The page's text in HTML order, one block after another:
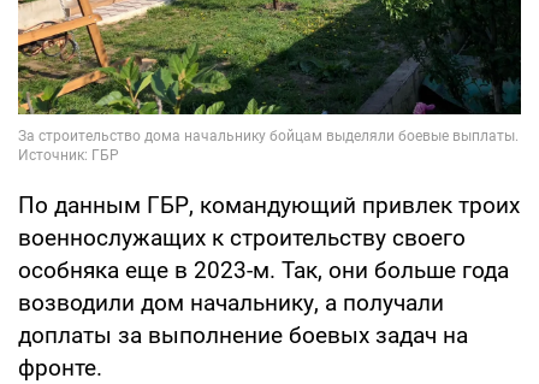
По данным ГБР, командующий привлек троих
военнослужащих к строительству своего
особняка еще в 2023-м. Так, они больше года
возводили дом начальнику, а получали
доплаты за выполнение боевых задач на
фронте.